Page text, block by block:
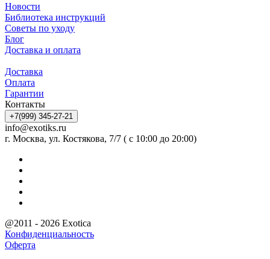
Новости
Библиотека инструкций
Советы по уходу
Блог
Доставка и оплата
Доставка
Оплата
Гарантии
Контакты
+7(999) 345-27-21
info@exotiks.ru
г. Москва, ул. Костякова, 7/7 ( с 10:00 до 20:00)
@2011 - 2026 Exotica
Конфиденциальность
Оферта